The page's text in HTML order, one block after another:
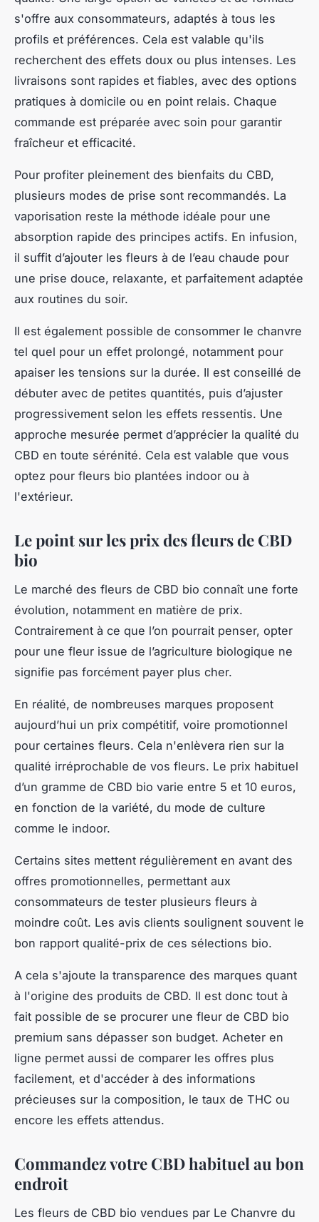
s'offre aux consommateurs, adaptés à tous les
profils et préférences. Cela est valable qu'ils
recherchent des effets doux ou plus intenses. Les
livraisons sont rapides et fiables, avec des options
pratiques à domicile ou en point relais. Chaque
commande est préparée avec soin pour garantir
fraîcheur et efficacité.
Pour profiter pleinement des bienfaits du CBD,
plusieurs modes de prise sont recommandés. La
vaporisation reste la méthode idéale pour une
absorption rapide des principes actifs. En infusion,
il suffit d’ajouter les fleurs à de l’eau chaude pour
une prise douce, relaxante, et parfaitement adaptée
aux routines du soir.
Il est également possible de consommer le chanvre
tel quel pour un effet prolongé, notamment pour
apaiser les tensions sur la durée. Il est conseillé de
débuter avec de petites quantités, puis d’ajuster
progressivement selon les effets ressentis. Une
approche mesurée permet d’apprécier la qualité du
CBD en toute sérénité. Cela est valable que vous
optez pour fleurs bio plantées indoor ou à
l'extérieur.
Le point sur les prix des fleurs de CBD
bio
Le marché des fleurs de CBD bio connaît une forte
évolution, notamment en matière de prix.
Contrairement à ce que l’on pourrait penser, opter
pour une fleur issue de l’agriculture biologique ne
signifie pas forcément payer plus cher.
En réalité, de nombreuses marques proposent
aujourd’hui un prix compétitif, voire promotionnel
pour certaines fleurs. Cela n'enlèvera rien sur la
qualité irréprochable de vos fleurs. Le prix habituel
d’un gramme de CBD bio varie entre 5 et 10 euros,
en fonction de la variété, du mode de culture
comme le indoor.
Certains sites mettent régulièrement en avant des
offres promotionnelles, permettant aux
consommateurs de tester plusieurs fleurs à
moindre coût. Les avis clients soulignent souvent le
bon rapport qualité-prix de ces sélections bio.
A cela s'ajoute la transparence des marques quant
à l'origine des produits de CBD. Il est donc tout à
fait possible de se procurer une fleur de CBD bio
premium sans dépasser son budget. Acheter en
ligne permet aussi de comparer les offres plus
facilement, et d'accéder à des informations
précieuses sur la composition, le taux de THC ou
encore les effets attendus.
Commandez votre CBD habituel au bon
endroit
Les fleurs de CBD bio vendues par Le Chanvre du